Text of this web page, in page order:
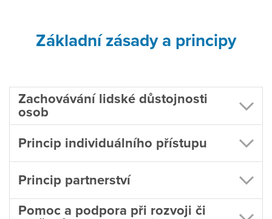
Základní zásady a principy
Zachovávání lidské důstojnosti
osob
Princip individuálního přístupu
Princip partnerství
Pomoc a podpora při rozvoji či